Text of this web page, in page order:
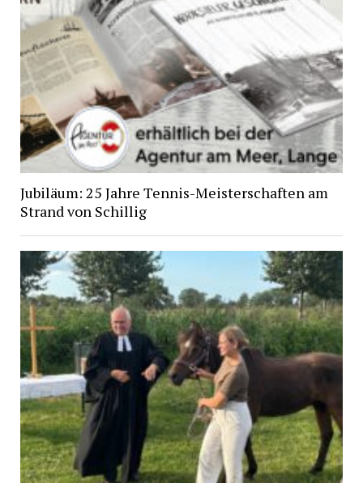
Jubiläum: 25 Jahre Tennis-Meisterschaften am
Strand von Schillig